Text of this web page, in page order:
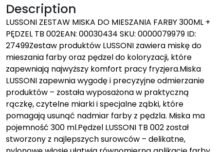
Description
LUSSONI ZESTAW MISKA DO MIESZANIA FARBY 300ML +
PĘDZEL TB 002EAN: 00030434 SKU: 0000079979 ID:
27499Zestaw produktów LUSSONI zawiera miskę do
mieszania farby oraz pędzel do koloryzacji, które
zapewniają najwyższy komfort pracy fryzjera.Miska
LUSSONI zapewnia wygodę i precyzyjne odmierzanie
produktów – została wyposażona w praktyczną
rączkę, czytelne miarki i specjalne ząbki, które
pomagają usunąć nadmiar farby z pędzla. Miska ma
pojemność 300 ml.Pędzel LUSSONI TB 002 został
stworzony z najlepszych surowców – delikatne,